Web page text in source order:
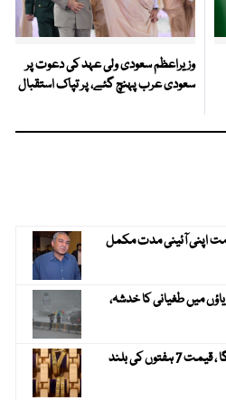
وزیراعظم سعودی ولی عہد کی دعوت پر
سعودی عرب پہنچ گئے، پر تپاک استقبال
اپنی آئینی مدت مکمل
دریاؤں میں طغیانی کا خدشہ،
عالمی مارکیٹ میں سونا مزید مہنگا ، قیمت 7 ہفتوں کی بلند